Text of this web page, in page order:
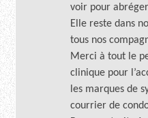
voir pour
Elle reste dans
tous nos
Merci à tout le
clinique pour
les marques de
courrier de